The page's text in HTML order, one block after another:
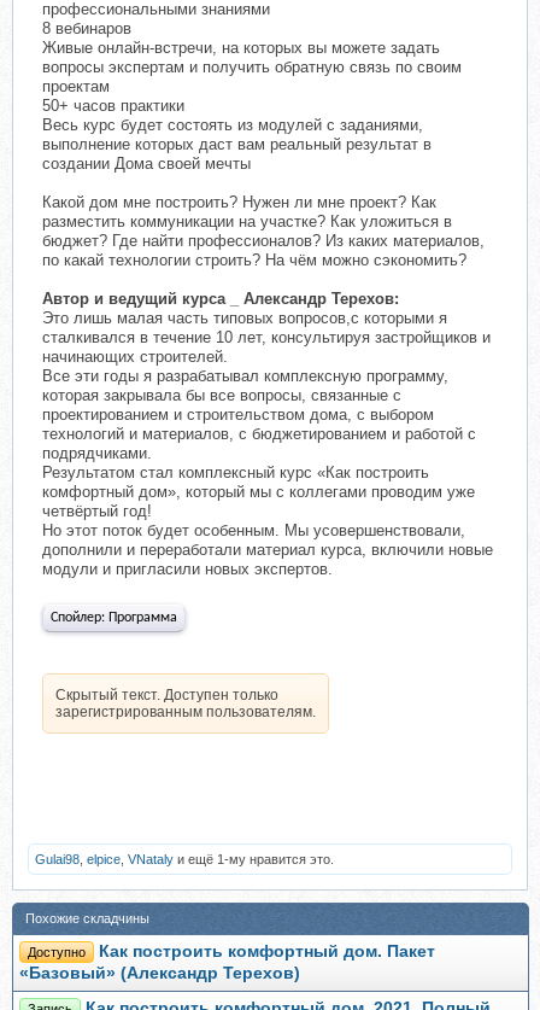
профессиональными знаниями
8 вебинаров
Живые онлайн-встречи, на которых вы можете задать
вопросы экспертам и получить обратную связь по своим
проектам
50+ часов практики
Весь курс будет состоять из модулей с заданиями,
выполнение которых даст вам реальный результат в
создании Дома своей мечты
Какой дом мне построить? Нужен ли мне проект? Как
разместить коммуникации на участке? Как уложиться в
бюджет? Где найти профессионалов? Из каких материалов,
по какай технологии строить? На чём можно сэкономить?
Автор и ведущий курса _ Александр Терехов:
Это лишь малая часть типовых вопросов,с которыми я
сталкивался в течение 10 лет, консультируя застройщиков и
начинающих строителей.
Все эти годы я разрабатывал комплексную программу,
которая закрывала бы все вопросы, связанные с
проектированием и строительством дома, с выбором
технологий и материалов, с бюджетированием и работой с
подрядчиками.
Результатом стал комплексный курс «Как построить
комфортный дом», который мы с коллегами проводим уже
четвёртый год!
Но этот поток будет особенным. Мы усовершенствовали,
дополнили и переработали материал курса, включили новые
модули и пригласили новых экспертов.
Спойлер: Программа
Скрытый текст. Доступен только
зарегистрированным пользователям.
Gulai98 elpice VNataly и ещё 1-му нравится это.
Похожие складчины
Доступно
Как построить комфортный дом. Пакет
«Базовый» (Александр Терехов)